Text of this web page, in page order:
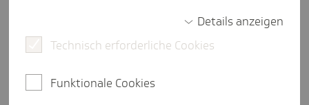
Entwicklungszusammenarbeit, der Umwelt- und
Klimaschutz, der Kampf gegen organisierte
Fachkräfteanwerbung und der dualen Ausbildung.
Details anzeigen
Technisch erforderliche Cookies
Funktionale Cookies